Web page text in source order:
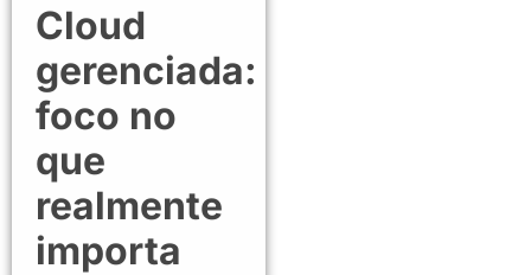
Cloud
gerenciada:
foco no
que
realmente
importa